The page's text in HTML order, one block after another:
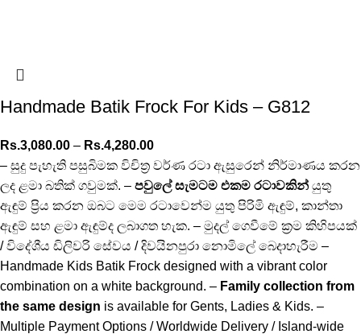
Handmade Batik Frock For Kids – G812
Rs.3,080.00 – Rs.4,280.00
– සුදු පැහැති පසුබිමක විචිත්‍ර වර්ණ රටා ඇසුරෙන් නිර්මාණය කරන
ලද ළමා බතික් ගවුමක්. – පවුලේ සැමටම එකම රටාවකින් යුතු
ඇඳුම් ප්‍රිය කරන ඔබට මෙම රටාවෙන්ම යුතු පිරිමි ඇඳුම්, කාන්තා
ඇඳුම් සහ ළමා ඇඳුම්ද ලබාගත හැක. – මුදල් ගෙවීමේ ක්‍රම කිහිපයක්
/ විදේශීය ඩිලිවරි සේවය / දිවයිනපුරා නොමිලේ බෙදාහැරීම –
Handmade Kids Batik Frock designed with a vibrant color
combination on a white background. – Family collection from
the same design is available for Gents, Ladies & Kids. –
Multiple Payment Options / Worldwide Delivery / Island-wide